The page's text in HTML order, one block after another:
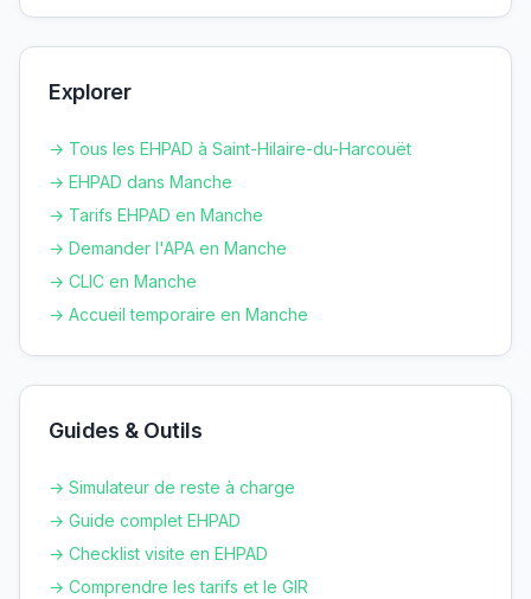
Explorer
→ Tous les EHPAD à Saint-Hilaire-du-Harcouët
→ EHPAD dans Manche
→ Tarifs EHPAD en Manche
→ Demander l'APA en Manche
→ CLIC en Manche
→ Accueil temporaire en Manche
Guides & Outils
→ Simulateur de reste à charge
→ Guide complet EHPAD
→ Checklist visite en EHPAD
→ Comprendre les tarifs et le GIR